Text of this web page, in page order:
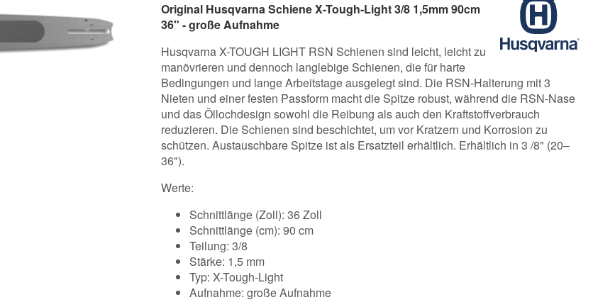
Original Husqvarna Schiene X-Tough-Light 3/8 1,5mm 90cm
36" - große Aufnahme
Husqvarna X-TOUGH LIGHT RSN Schienen sind leicht, leicht zu
manövrieren und dennoch langlebige Schienen, die für harte
Bedingungen und lange Arbeitstage ausgelegt sind. Die RSN-Halterung mit 3
Nieten und einer festen Passform macht die Spitze robust, während die RSN-Nase
und das Öllochdesign sowohl die Reibung als auch den Kraftstoffverbrauch
reduzieren. Die Schienen sind beschichtet, um vor Kratzern und Korrosion zu
schützen. Austauschbare Spitze ist als Ersatzteil erhältlich. Erhältlich in 3 /8" (20–
36").
Werte:
Schnittlänge (Zoll): 36 Zoll
Schnittlänge (cm): 90 cm
Teilung: 3/8
Stärke: 1,5 mm
Typ: X-Tough-Light
Aufnahme: große Aufnahme